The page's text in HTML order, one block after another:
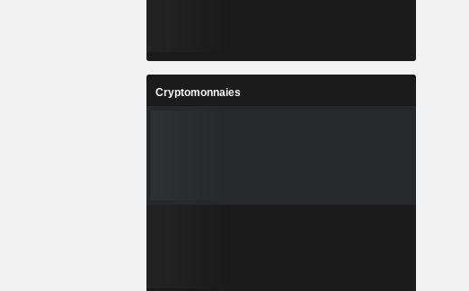
Cryptomonnaies